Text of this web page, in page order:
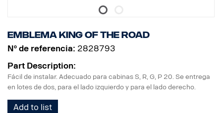
Emblema King of the Road
Nº de referencia: 2828793
Part Description:
Fácil de instalar. Adecuado para cabinas S, R, G, P 20. Se entrega
en lotes de dos, para el lado izquierdo y para el lado derecho.
Add to list